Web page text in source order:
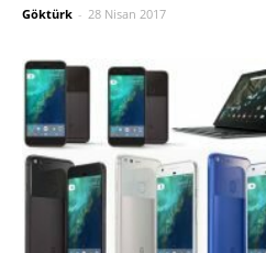
Göktürk - 28 Nisan 2017